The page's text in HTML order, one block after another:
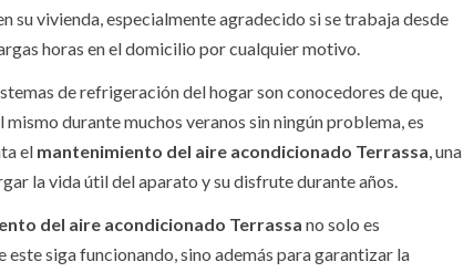
su vivienda, especialmente agradecido si se trabaja desde
horas en el domicilio por cualquier motivo.
de refrigeración del hogar son conocedores de que,
durante muchos veranos sin ningún problema, es
el mantenimiento del aire acondicionado Terrassa, una
la vida útil del aparato y su disfrute durante años.
del aire acondicionado Terrassa no solo es
este siga funcionando, sino además para garantizar la